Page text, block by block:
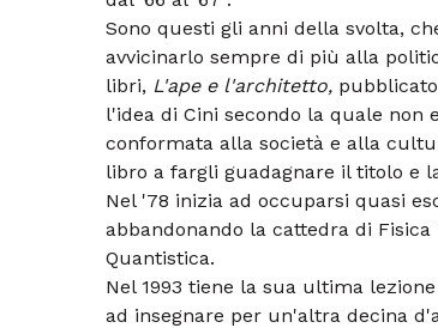
Sono questi gli anni della svolta,
avvicinarlo sempre di più alla
libri, L'ape e l'architetto,
l'idea di Cini secondo la quale non
conformata alla società e alla
libro a fargli guadagnare il titolo e
Nel '78 inizia ad occuparsi quasi
abbandonando la cattedra di
Quantistica.
Nel 1993 tiene la sua ultima
ad insegnare per un'altra decina